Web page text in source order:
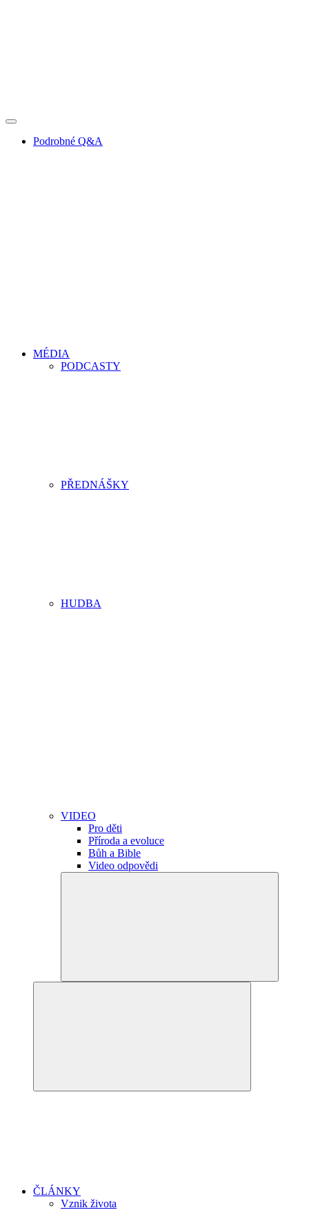
Podrobné Q&A
MÉDIA
PODCASTY
PŘEDNÁŠKY
HUDBA
VIDEO
Pro děti
Příroda a evoluce
Bůh a Bible
Video odpovědi
ČLÁNKY
Vznik života